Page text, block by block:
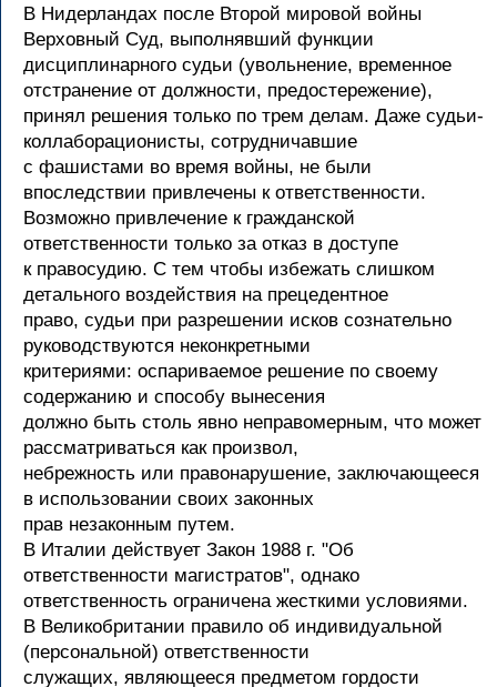
В Нидерландах после Второй мировой войны
Верховный Суд, выполнявший функции
дисциплинарного судьи (увольнение, временное
отстранение от должности, предостережение),
принял решения только по трем делам. Даже судьи-
коллаборационисты, сотрудничавшие
с фашистами во время войны, не были
впоследствии привлечены к ответственности.
Возможно привлечение к гражданской
ответственности только за отказ в доступе
к правосудию. С тем чтобы избежать слишком
детального воздействия на прецедентное
право, судьи при разрешении исков сознательно
руководствуются неконкретными
критериями: оспариваемое решение по своему
содержанию и способу вынесения
должно быть столь явно неправомерным, что может
рассматриваться как произвол,
небрежность или правонарушение, заключающееся
в использовании своих законных
прав незаконным путем.
В Италии действует Закон 1988 г. "Об
ответственности магистратов", однако
ответственность ограничена жесткими условиями.
В Великобритании правило об индивидуальной
(персональной) ответственности
служащих, являющееся предметом гордости